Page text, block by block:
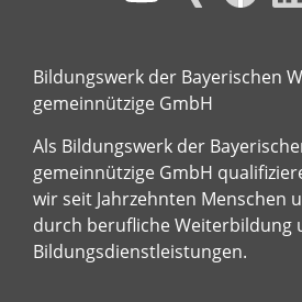
Bildungswerk der Bayerischen
gemeinnützige GmbH
Als Bildungswerk der
gemeinnützige GmbH
wir seit Jahrzehnten Menschen
durch berufliche Weiterbildung
Bildungsdienstleistungen.